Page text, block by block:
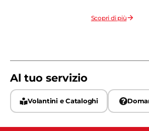
Scopri di più
Al tuo servizio
Volantini e Cataloghi